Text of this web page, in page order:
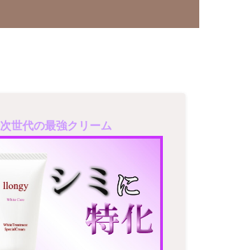
次世代の最強クリーム